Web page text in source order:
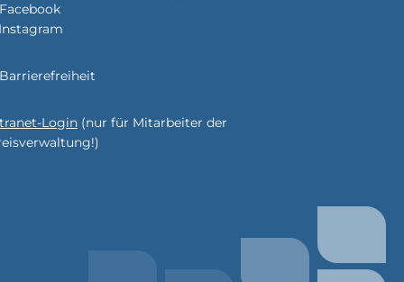
Login (nur für Mitarbeiter der